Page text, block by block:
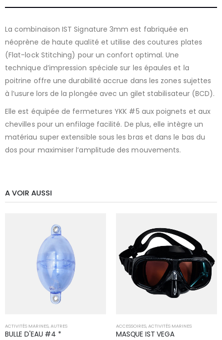
La combinaison IST Signature 3mm est fabriquée en
néoprène de haute qualité et utilise des coutures plates
(Flat-lock Stitching) pour un confort optimal. Une
technique d’impression spéciale sur les épaules et la
poitrine offre une durabilité accrue dans les zones sujettes
à l’usure lors de la plongée avec un gilet stabilisateur (BCD).
Elle est équipée de fermetures YKK #5 aux poignets et aux
chevilles pour un enfilage facilité. De plus, elle intègre un
matériau super extensible sous les bras et dans le bas du
dos pour maximiser l’amplitude des mouvements.
A VOIR AUSSI
ACTIVITÉS MARINES, AUTRES
BULLE D'EAU #4 *
ACCESSOIRES, ACTIVITÉS MARINES
MASQUE IST VEGA